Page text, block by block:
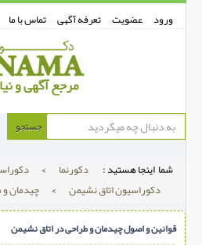
ورود عضویت تعرفه آگهی تماس با ما
دکورنما
دیوارپوش
دکوراسیون داخلی
درب و پنجره
جستجو
شما اینجا هستید : دکورنما >
دکوراسیون اتاق نشیمن
> چیدمان
قوانین و اصول چیدمان و طراحی در اتاق نشیمن